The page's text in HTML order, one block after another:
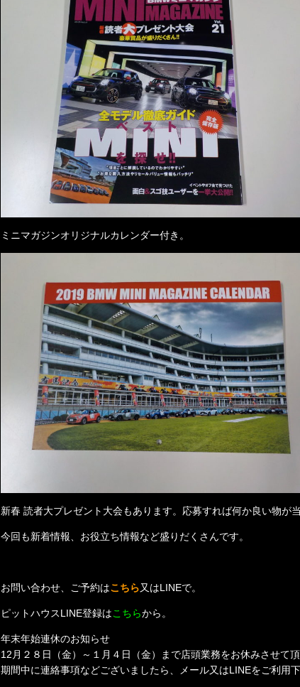
ミニマガジンオリジナルカレンダー付き。
新春 読者大プレゼント大会もあります。応募すれば何か良い物が
今回も新着情報、お役立ち情報など盛りだくさんです。
お問い合わせ、ご予約はこちら又はLINEで。
ピットハウスLINE登録はこちらから。
年末年始連休のお知らせ
12月２８日（金）～１月４日（金）まで店頭業務をお休みさせて
期間中に連絡事項などございましたら、メール又はLINEをご利用